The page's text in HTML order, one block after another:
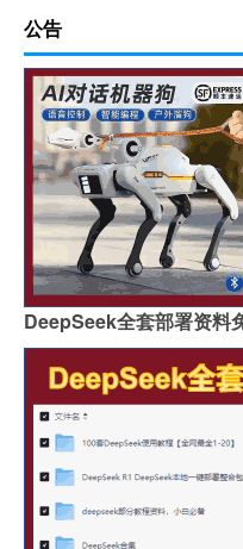
公告
DeepSeek全套部署资料